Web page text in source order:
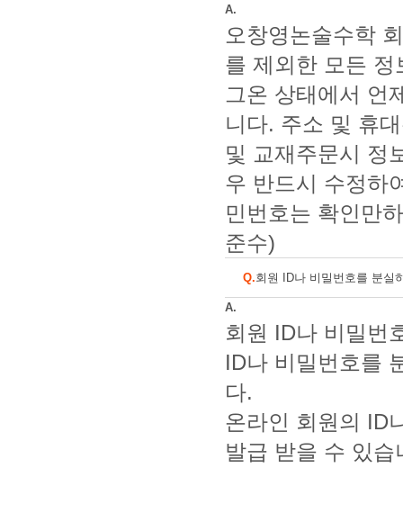
A.
오창영논술수학
를 제외한 모든
그온 상태에서 언
니다. 주소 및 휴
및 교재주문시 정
우 반드시 수정하
민번호는 확인만
준수)
Q.회원 ID나 비밀번호를 분실
A.
회원 ID나 비밀번
ID나 비밀번호를
다.
온라인 회원의 ID
발급 받을 수 있습